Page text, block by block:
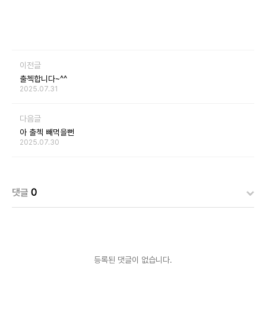
이전글
출첵합니다~^^
2025.07.31
다음글
아 출첵 빼먹을뻔
2025.07.30
댓글 0
등록된 댓글이 없습니다.